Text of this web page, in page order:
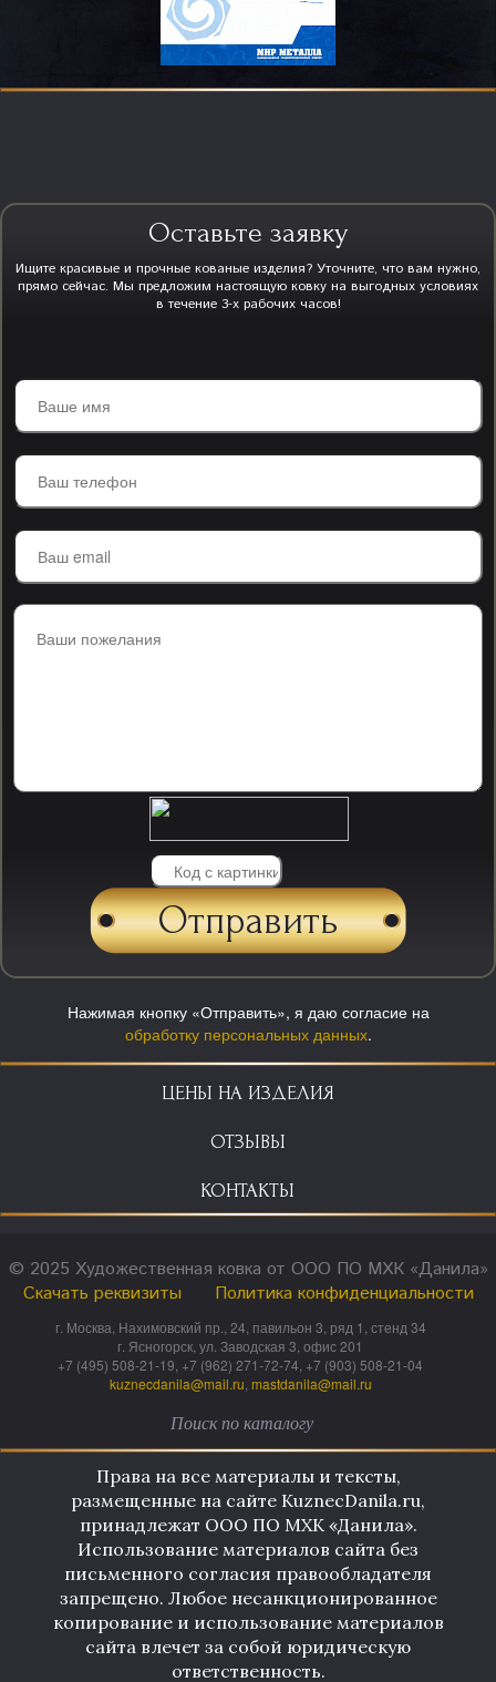
Оставьте заявку
Ищите красивые и прочные кованые изделия? Уточните, что вам нужно,
прямо сейчас. Мы предложим настоящую ковку на выгодных условиях
в течение 3-х рабочих часов!
Нажимая кнопку «Отправить», я даю согласие на
обработку персональных данных.
ЦЕНЫ НА ИЗДЕЛИЯ
ОТЗЫВЫ
КОНТАКТЫ
© 2025 Художественная ковка от ООО ПО МХК «Данила»
Скачать реквизиты
Политика конфиденциальности
г. Москва, Нахимовский пр., 24, павильон 3, ряд 1, стенд 34
г. Ясногорск, ул. Заводская 3, офис 201
+7 (495) 508-21-19, +7 (962) 271-72-74, +7 (903) 508-21-04
kuznecdanila@mail.ru mastdanila@mail.ru
Права на все материалы и тексты,
размещенные на сайте KuznecDanila.ru,
принадлежат ООО ПО МХК «Данила».
Использование материалов сайта без
письменного согласия правообладателя
запрещено. Любое несанкционированное
копирование и использование материалов
сайта влечет за собой юридическую
ответственность.